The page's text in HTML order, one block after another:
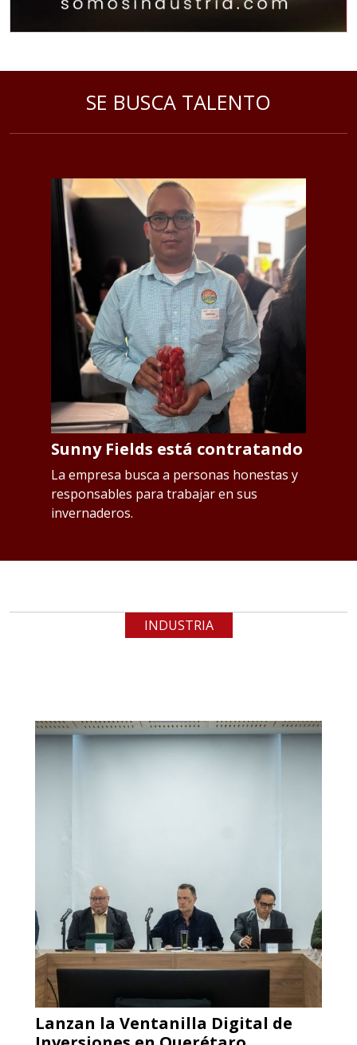
SE BUSCA TALENTO
Sunny Fields está contratando
La empresa busca a personas honestas y
responsables para trabajar en sus
invernaderos.
INDUSTRIA
Lanzan la Ventanilla Digital de